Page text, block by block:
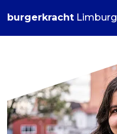
burgerkracht Limburg